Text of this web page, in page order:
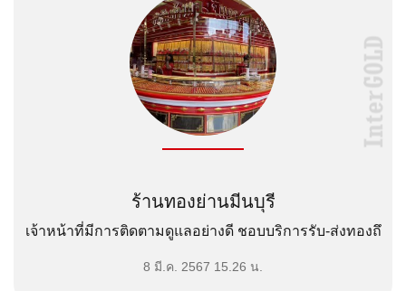
ร้านทองย่านมีนบุรี
เจ้าหน้าที่มีการติดตามดูแลอย่างดี ชอบบริการรับ-ส่งทองถึ
8 มี.ค. 2567 15.26 น.